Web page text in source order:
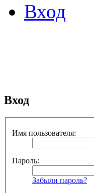
Вход
Вход
Имя пользователя:
Пароль:
Забыли пароль?